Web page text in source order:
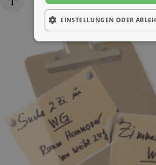
EINSTELLUNGEN ODER